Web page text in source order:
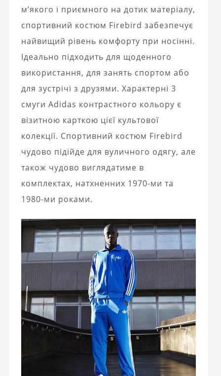
м’якого і приємного на дотик матеріалу,
спортивний костюм Firebird забезпечує
найвищий рівень комфорту при носінні.
Ідеально підходить для щоденного
використання, для занять спортом або
для зустрічі з друзями. Характерні 3
смуги Adidas контрастного кольору є
візитною карткою цієї культової
колекції. Спортивний костюм Firebird
чудово підійде для вуличного одягу, але
також чудово виглядатиме в
комплектах, натхненних 1970-ми та
1980-ми роками.